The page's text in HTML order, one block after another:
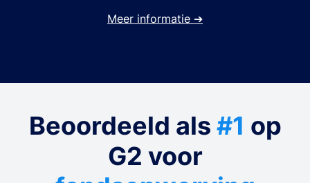
Meer informatie ➔
Beoordeeld als #1 op
G2 voor